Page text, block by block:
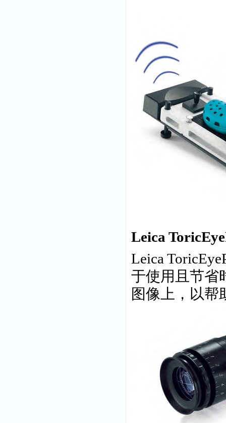
Leica
Leica
于使用且节省
图像上，以帮